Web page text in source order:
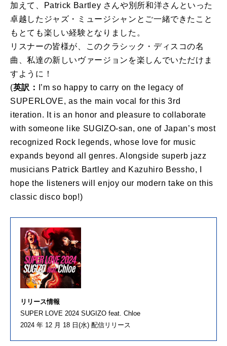
加えて、Patrick Bartley さんや別所和洋さんといった
卓越したジャズ・ミュージシャンとご一緒できたこと
もとても楽しい経験となりました。
リスナーの皆様が、このクラシック・ディスコの名
曲、私達の新しいヴァージョンを楽しんでいただけま
すように！
(英訳：
I’m so happy to carry on the legacy of
SUPERLOVE, as the main vocal for this 3rd
iteration. It is an honor and pleasure to collaborate
with someone like SUGIZO-san, one of Japan’s most
recognized Rock legends, whose love for music
expands beyond all genres. Alongside superb jazz
musicians Patrick Bartley and Kazuhiro Bessho, I
hope the listeners will enjoy our modern take on this
classic disco bop!)
リリース情報
SUPER LOVE 2024 SUGIZO feat. Chloe
2024 年 12 月 18 日(水) 配信リリース